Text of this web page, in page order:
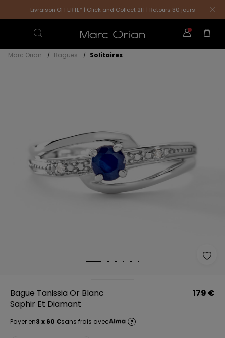
Livraison OFFERTE* | Click and Collect 2H | Retours 30 jours
Marc Orian Bagues Solitaires
Bague Tanissia Or Blanc
Saphir Et Diamant
179 €
Payer en3 x 60 €sans frais avec ?